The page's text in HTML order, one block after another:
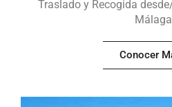
Traslado y Recogida
Conocer